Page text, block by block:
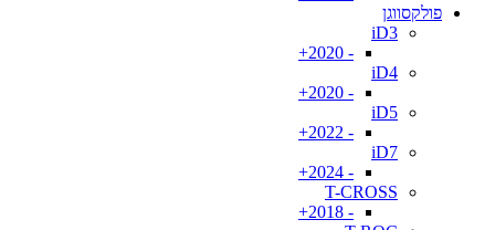
פולקסווגן
iD3
- 2020+
iD4
- 2020+
iD5
- 2022+
iD7
- 2024+
T-CROSS
- 2018+